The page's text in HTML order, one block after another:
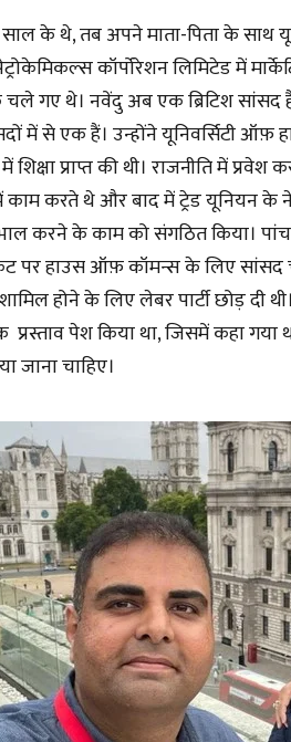
के थे, तब अपने माता-पिता के
कॉर्पोरेशन लिमिटेड में
गए थे। नवेंदु अब एक ब्रिटिश सांसद
में से एक हैं। उन्होंने यूनिवर्सिटी ऑफ़
प्राप्त की थी। राजनीति में प्रवेश
करते थे और बाद में ट्रेड यूनियन के
करने के काम को संगठित किया।
पर हाउस ऑफ़ कॉमन्स के लिए
होने के लिए लेबर पार्टी छोड़ दी
पेश किया था, जिसमें कहा
जाना चाहिए।